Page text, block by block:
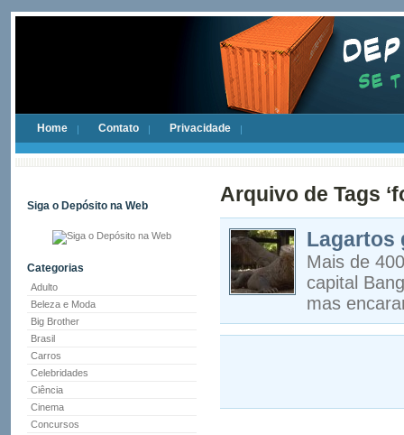
Home Contato Privacidade
Siga o Depósito na Web
Categorias
Adulto
Beleza e Moda
Big Brother
Brasil
Carros
Celebridades
Ciência
Cinema
Concursos
Arquivo de Tags
Lagartos
Mais de
capital
mas